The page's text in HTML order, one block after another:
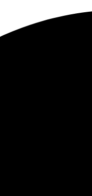
быстро и удобно.
Понравилось,